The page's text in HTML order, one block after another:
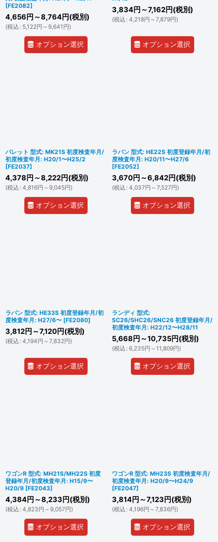
[FE2082]
4,656 円 ～8,764円(税別)
(税込 : 5,122円 ～9,641 円)
オプション選択
3,834円 ～7,162円(税別)
(税込 : 4,218円 ～7,879円)
オプション選択
パレット 型式: MK21S 初度検査年月/
初度検査年月: H20/1〜H25/2
[FE2037]
4,378 円 ～8,222円(税別)
(税込 : 4,816円 ～9,045円)
オプション選択
ラパン 型式: HE22S 初度登録年月/初
度検査年月: H20/11〜H27/6
[FE2052]
3,670円 ～6,842円(税別)
(税込 : 4,037円 ～7,527円)
オプション選択
ラパン 型式: HE33S 初度登録年月/初
度検査年月: H27/6〜 [FE2080]
3,812円 ～7,120円(税別)
(税込 : 4,194円 ～7,832円)
オプション選択
ランディ 型式:
SC26/SHC26/SNC26 初度登録年月/
初度検査年月: H22/12〜H28/11
5,668 円 ～10,735円(税別)
(税込 : 6,235円 ～11,809円)
オプション選択
ワゴンR 型式: MH21S/MH22S 初度
登録年月/初度検査年月: H15/9〜
H20/9 [FE2043]
4,384円 ～8,233 円(税別)
(税込 : 4,823円 ～9,057円)
オプション選択
ワゴンR 型式: MH23S 初度検査年月/
初度検査年月: H20/9〜H24/9
[FE2047]
3,814円 ～7,123 円(税別)
(税込 : 4,196円 ～7,836円)
オプション選択